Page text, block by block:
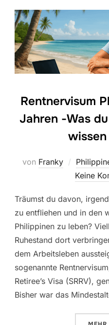
Rentnervisum
Jahren -Was
von Franky
Keine
Träumst du davon,
zu entfliehen und in den
Philippinen zu leben?
Ruhestand dort
dem Arbeitsleben
sogenannte
Retiree’s Visa (SRRV),
Bisher war das